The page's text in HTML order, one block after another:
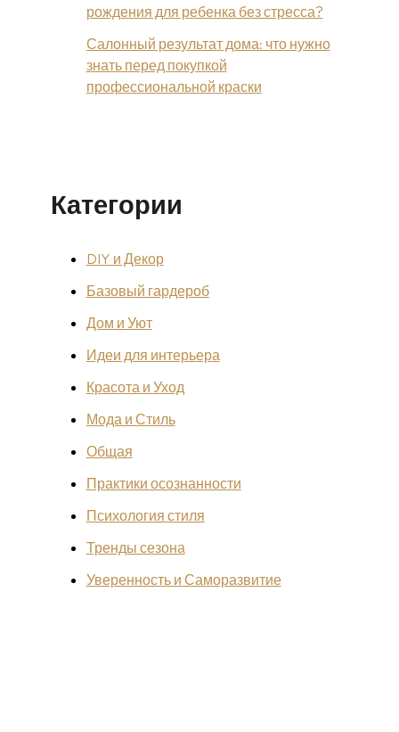
рождения для ребенка без стресса?
Салонный результат дома: что нужно
знать перед покупкой
профессиональной краски
Категории
DIY и Декор
Базовый гардероб
Дом и Уют
Идеи для интерьера
Красота и Уход
Мода и Стиль
Общая
Практики осознанности
Психология стиля
Тренды сезона
Уверенность и Саморазвитие